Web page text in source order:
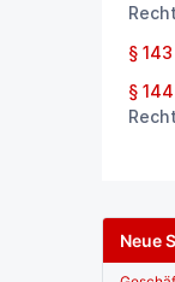
§ 143
§ 144